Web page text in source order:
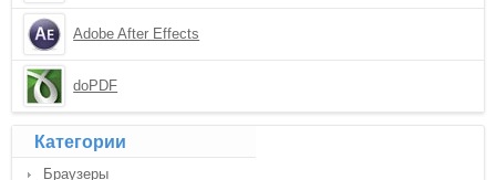
Adobe After Effects
doPDF
Категории
Браузеры